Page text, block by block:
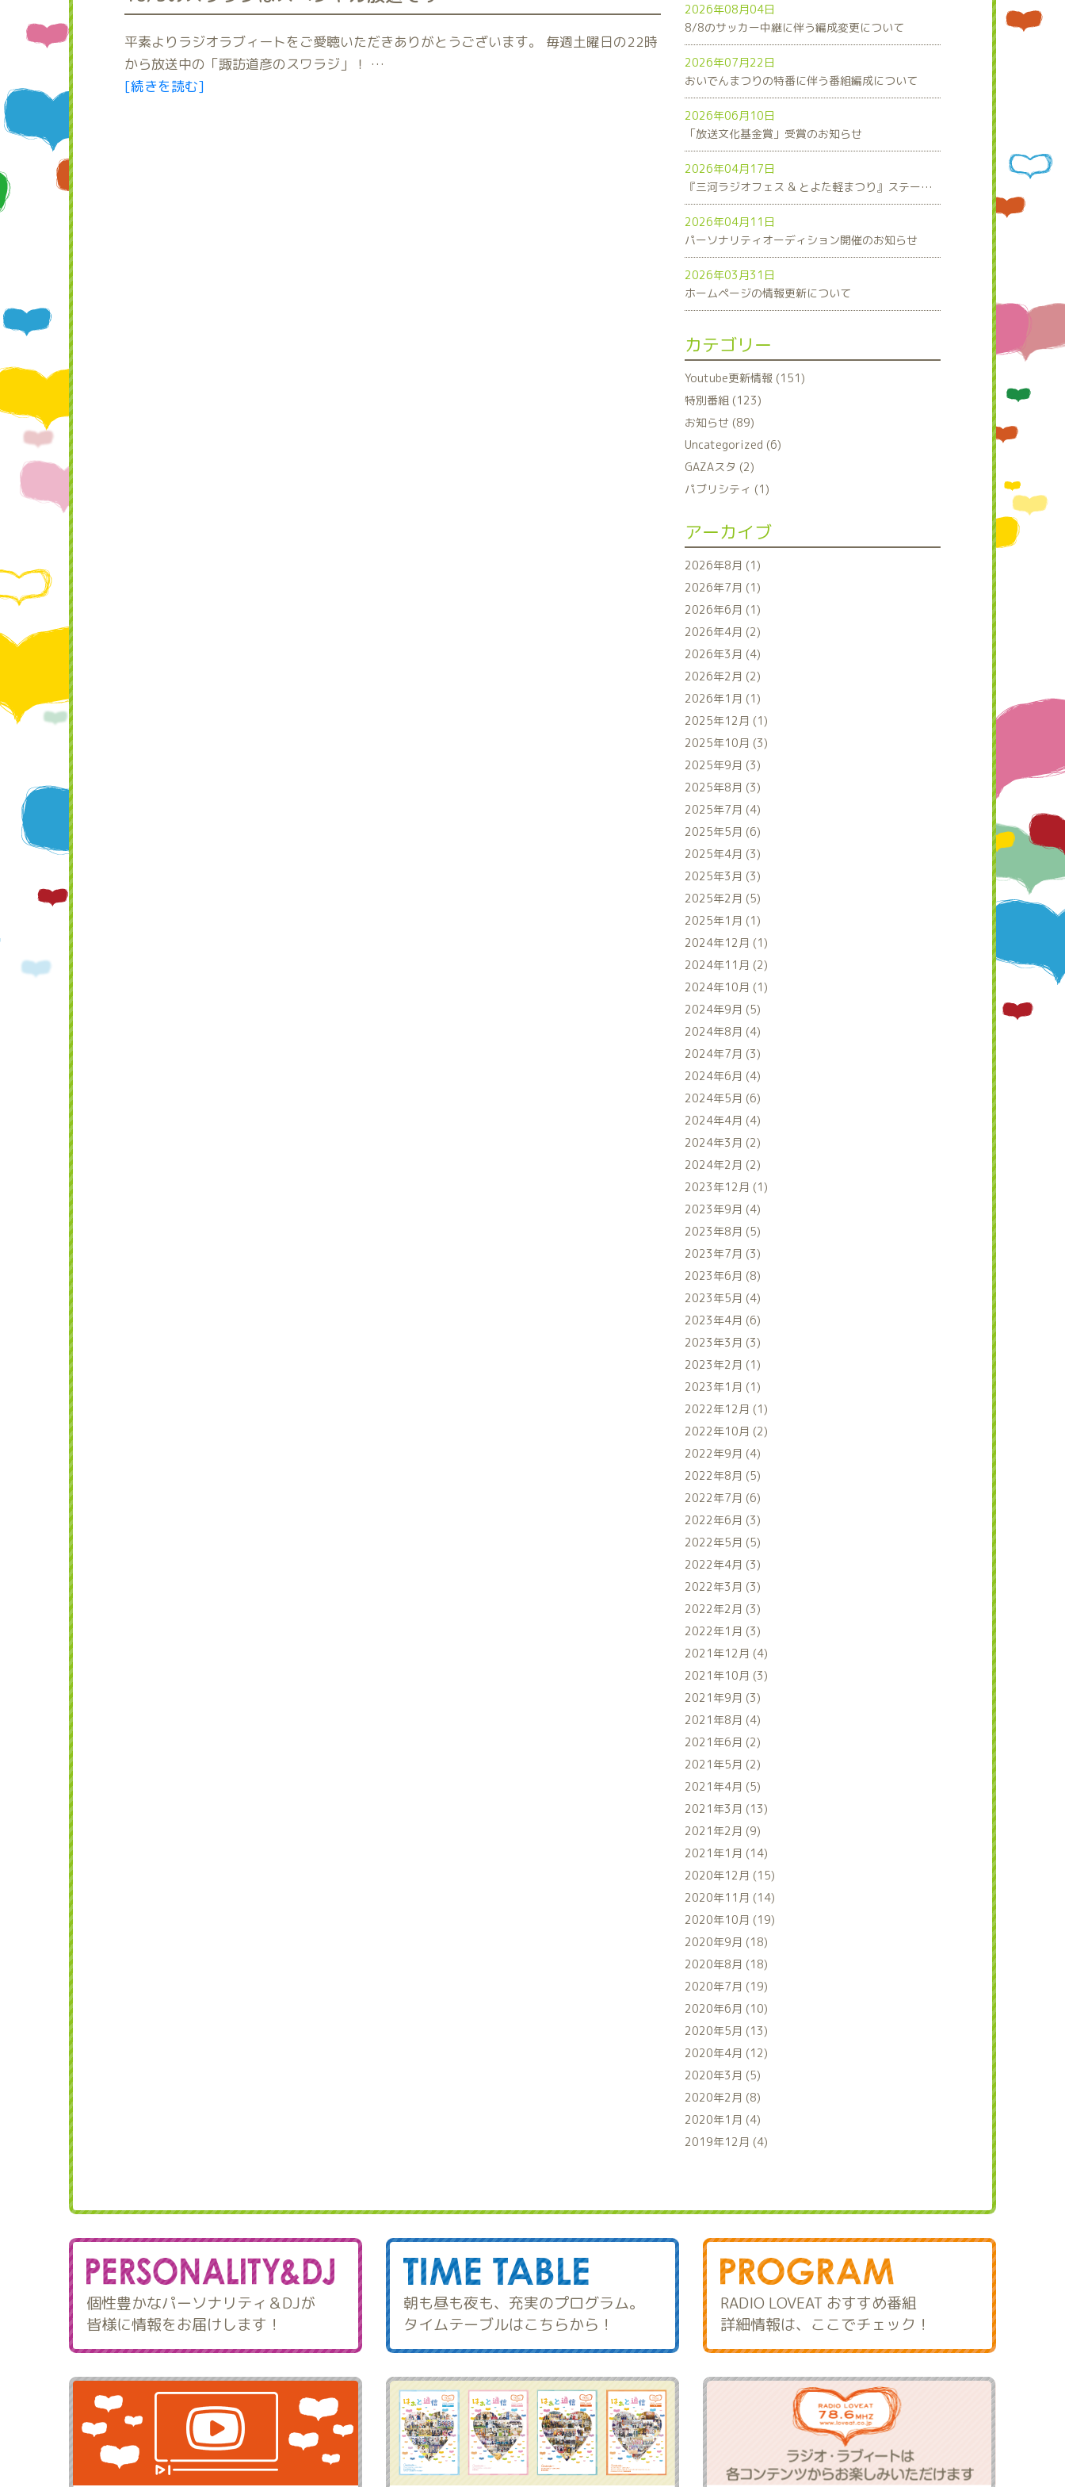
平素よりラジオラブィートをご愛聴いただきありがとうございます。 毎週土曜日の22時
から放送中の「諏訪道彦のスワラジ」！ …
[続きを読む]
2026年08月04日
8/8のサッカー中継に伴う編成変更について
2026年07月22日
おいでんまつりの特番に伴う番組編成について
2026年06月10日
「放送文化基金賞」受賞のお知らせ
2026年04月17日
『三河ラジオフェス & とよた軽まつり』ステージスケジュール発表！
2026年04月11日
パーソナリティオーディション開催のお知らせ
2026年03月31日
ホームページの情報更新について
カテゴリー
Youtube更新情報 (151)
特別番組 (123)
お知らせ (89)
Uncategorized (6)
GAZAスタ (2)
パブリシティ (1)
アーカイブ
2026年8月 (1)
2026年7月 (1)
2026年6月 (1)
2026年4月 (2)
2026年3月 (4)
2026年2月 (2)
2026年1月 (1)
2025年12月 (1)
2025年10月 (3)
2025年9月 (3)
2025年8月 (3)
2025年7月 (4)
2025年5月 (6)
2025年4月 (3)
2025年3月 (3)
2025年2月 (5)
2025年1月 (1)
2024年12月 (1)
2024年11月 (2)
2024年10月 (1)
2024年9月 (5)
2024年8月 (4)
2024年7月 (3)
2024年6月 (4)
2024年5月 (6)
2024年4月 (4)
2024年3月 (2)
2024年2月 (2)
2023年12月 (1)
2023年9月 (4)
2023年8月 (5)
2023年7月 (3)
2023年6月 (8)
2023年5月 (4)
2023年4月 (6)
2023年3月 (3)
2023年2月 (1)
2023年1月 (1)
2022年12月 (1)
2022年10月 (2)
2022年9月 (4)
2022年8月 (5)
2022年7月 (6)
2022年6月 (3)
2022年5月 (5)
2022年4月 (3)
2022年3月 (3)
2022年2月 (3)
2022年1月 (3)
2021年12月 (4)
2021年10月 (3)
2021年9月 (3)
2021年8月 (4)
2021年6月 (2)
2021年5月 (2)
2021年4月 (5)
2021年3月 (13)
2021年2月 (9)
2021年1月 (14)
2020年12月 (15)
2020年11月 (14)
2020年10月 (19)
2020年9月 (18)
2020年8月 (18)
2020年7月 (19)
2020年6月 (10)
2020年5月 (13)
2020年4月 (12)
2020年3月 (5)
2020年2月 (8)
2020年1月 (4)
2019年12月 (4)
個性豊かなパーソナリティ＆DJが
皆様に情報をお届けします！
朝も昼も夜も、充実のプログラム。
タイムテーブルはこちらから！
RADIO LOVEAT おすすめ番組
詳細情報は、ここでチェック！